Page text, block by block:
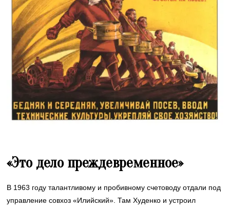
«Это дело преждевременное»
В 1963 году талантливому и пробивному счетоводу отдали под
управление совхоз «Илийский». Там Худенко и устроил